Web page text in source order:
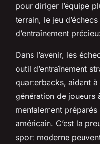
pour diriger l’équipe
terrain, le jeu
d’entraînement
Dans l’avenir, les
outil d’entraînement
quarterbacks, aidant
génération de joueurs
mentalement
américain. C’est la
sport moderne